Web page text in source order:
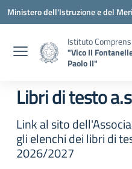
Vai ai contenuti
Vai al menu di navigazione
Vai al footer
Ministero dell'Istruzione e del
Istituto
"Vico II
Paolo II"
Libri di testo
Link al sito
gli elenchi dei libri di
2026/2027